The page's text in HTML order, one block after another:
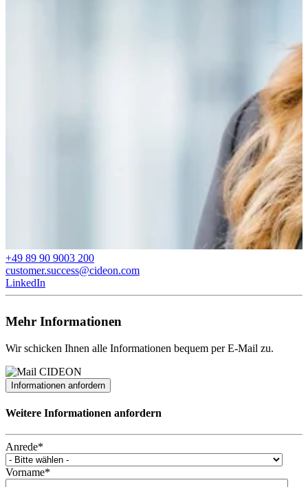
+49 89 90 9003 200
customer.success@cideon.com
LinkedIn
Mehr Informationen
Wir schicken Ihnen alle Informationen bequem per E-Mail zu.
Informationen anfordern
Weitere Informationen anfordern
Anrede*
Vorname*